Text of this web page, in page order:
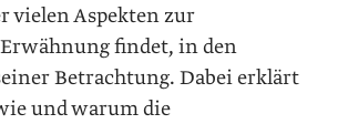
vielen Aspekten zur
findet, in den
Betrachtung. Dabei erklärt
und warum die